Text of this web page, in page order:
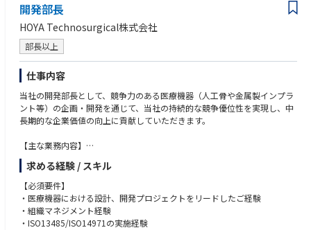
Needs highly effective communication skills in Japanese (written/oral/int
erpersonal) and Business-level English, with proven ability to think strate
gically, lead change, and build teams; preferred experience includes glo
bal/matrix work, system transformation projects, digital/automation to
ols, vendor transition, and ICSR management.
開発部長
HOYA Technosurgical株式会社
部長以上
仕事内容
当社の開発部長として、競争力のある医療機器（人工骨や金属製インプラ
ント等）の企画・開発を通じて、当社の持続的な競争優位性を実現し、中
長期的な企業価値の向上に貢献していただきます。
【主な業務内容】
■新製品の企画・開発
∟中長期的に自社の開発環境に影響しうる技術全体のトレンド・要素技
術・素材についてのリサーチを行う
∟外部研究機関・企業と連携してシーズ開発を行う
∟営業部門やマーケティング部門、経営企画部門との連携を向上し、市場
予測に基づいたより期待収益率の高い製品開発を行う
求める経験 / スキル
【必須要件】
・医療機器における設計、開発プロジェクトをリードしたご経験
・組織マネジメント経験
・ISO13485/ISO14971の実施経験